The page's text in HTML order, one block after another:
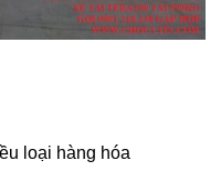
loại hàng hóa